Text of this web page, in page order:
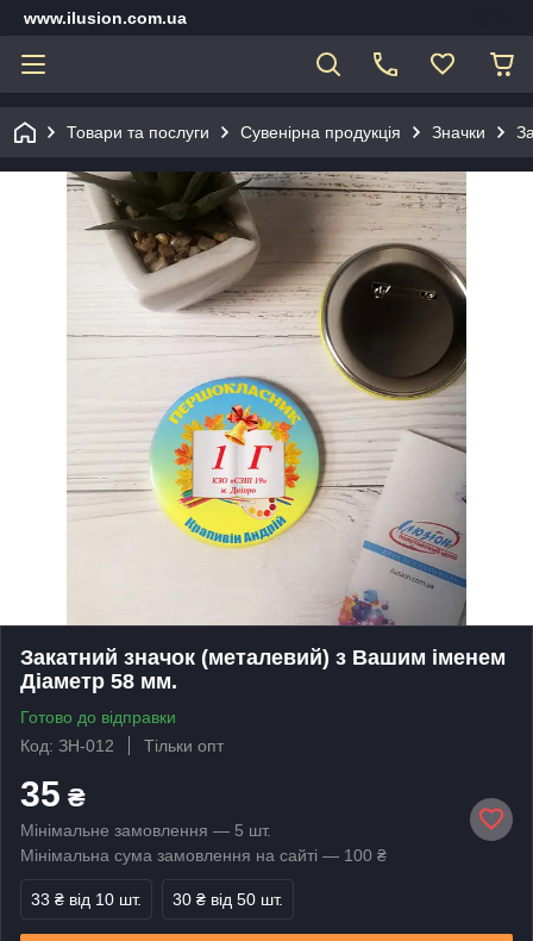
www.ilusion.com.ua
Товари та послуги Сувенірна продукція Значки
Закатний значок (металевий) з Вашим іменем
Діаметр 58 мм.
Готово до відправки
Код: ЗН-012
Тільки опт
35 ₴
Мінімальне замовлення — 5 шт.
Мінімальна сума замовлення на сайті — 100 ₴
33 ₴ від 10 шт. 30 ₴ від 50 шт.